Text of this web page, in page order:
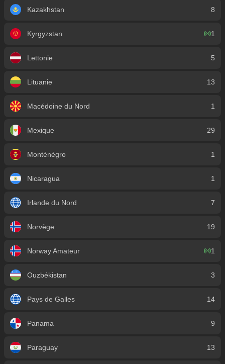
Kazakhstan 8
Kyrgyzstan 1
Lettonie 5
Lituanie 13
Macédoine du Nord 1
Mexique 29
Monténégro 1
Nicaragua 1
Irlande du Nord 7
Norvège 19
Norway Amateur 1
Ouzbékistan 3
Pays de Galles 14
Panama 9
Paraguay 13